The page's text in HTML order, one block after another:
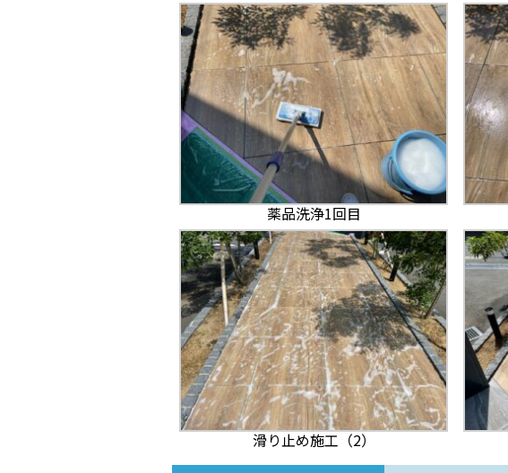
薬品洗浄1回目
滑り止め施工（2）